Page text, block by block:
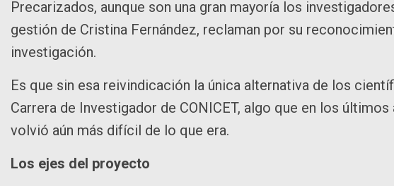
Precarizados, aunque son una gran mayoría los
gestión de Cristina Fernández, reclaman por su
investigación.
Es que sin esa reivindicación la única alternativa de los
Carrera de Investigador de CONICET, algo que en los
volvió aún más difícil de lo que era.
Los ejes del proyecto